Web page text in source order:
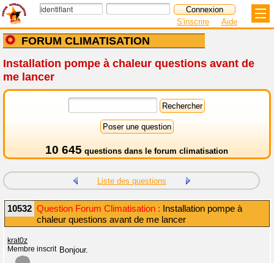
FORUM CLIMATISATION
S'inscrire Aide
Installation pompe à chaleur questions avant de
me lancer
10 645 questions dans le forum climatisation
Liste des questions
10532 Question Forum Climatisation : Installation pompe à
chaleur questions avant de me lancer
krat0z
Membre inscrit Bonjour.